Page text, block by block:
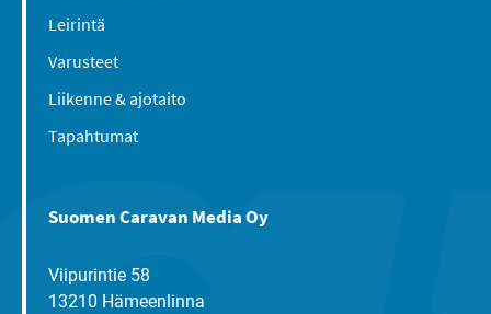
Leirintä
Varusteet
Liikenne & ajotaito
Tapahtumat
Suomen Caravan Media Oy
Viipurintie 58
13210 Hämeenlinna